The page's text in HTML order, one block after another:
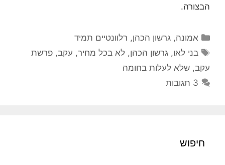
הבצורה.
קטגוריות
אמונה,גרשון הכהן, רלוונטיים תמיד
תגיות
בני לאו,גרשון הכהן, לא בכל מחיר, עקב,פרשת
עקב, שלא לעלות בחומה
3 תגובות
חיפוש